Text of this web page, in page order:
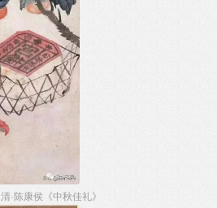
清·陈康侯《中秋佳礼》